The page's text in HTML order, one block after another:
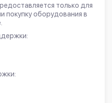
только для
покупку оборудования в